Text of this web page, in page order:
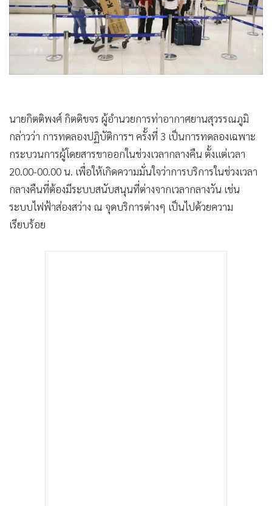
นายกิตติพงศ์ กิตติขจร ผู้อำนวยการท่าอากาศยานสุวรรณภูมิ
กล่าวว่า การทดลองปฏิบัติการฯ ครั้งที่ 3 เป็นการทดลองเฉพาะ
กระบวนการผู้โดยสารขาออกในช่วงเวลากลางคืน ตั้งแต่เวลา
20.00-00.00 น. เพื่อให้เกิดความมั่นใจว่าการบริการในช่วงเวลา
กลางคืนที่ต้องมีระบบสนับสนุนที่ต่างจากเวลากลางวัน เช่น
ระบบไฟฟ้าส่องสว่าง ณ จุดบริการต่างๆ เป็นไปด้วยความ
เรียบร้อย